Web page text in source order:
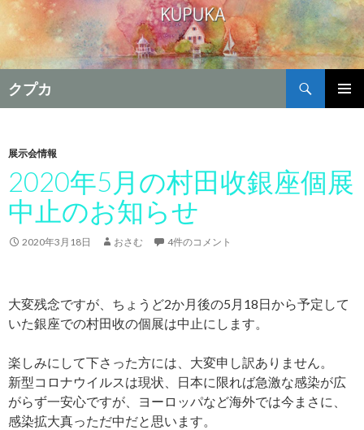
クプカ
索
ン
ツ
へ
移
展示会情報
2020年5月の村田收銀座個展
中止のお知らせ
2020年3月18日 おさむ 4件のコメント
大変残念ですが、ちょうど2か月後の5月18日から予定して
いた銀座での村田收の個展は中止にします。
楽しみにして下さった方には、大変申し訳ありません。
新型コロナウイルスは現状、日本に限れば急激な感染が広
がらず一安心ですが、ヨーロッパなど海外では今まさに、
感染拡大真っただ中だと思います。